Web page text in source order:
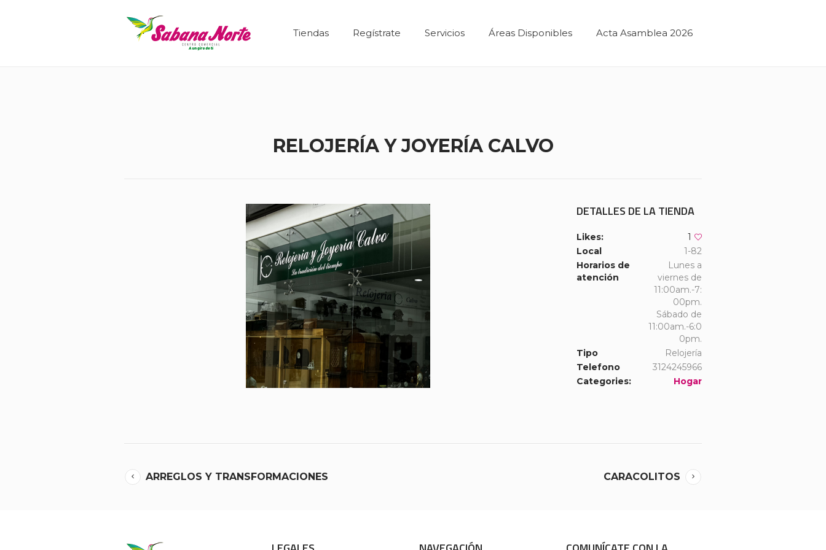
Tiendas Regístrate Servicios Áreas Disponibles Acta Asamblea 2026
RELOJERÍA Y JOYERÍA CALVO
DETALLES DE LA TIENDA
Likes:
1
Local
1-82
Horarios de
atención
Lunes a
viernes de
11:00am.-7:
00pm.
Sábado de
11:00am.-6:0
0pm.
Tipo
Relojería
Telefono
3124245966
Categories:
Hogar
ARREGLOS Y TRANSFORMACIONES CARACOLITOS